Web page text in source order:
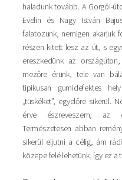
haladunk tovább. A Gorgói-
Evelin és Nagy István
falatozunk, nemigen akarjuk
részen kitett lesz az út, s
ereszkedünk az
mezőre érünk, tele van
tipikusan gumidefektes
„tüskéket”, egyelőre
érve észreveszem, az
Természetesen abban
sikerül eljutni a célig, ám
közepe felé lehetünk, így ez a